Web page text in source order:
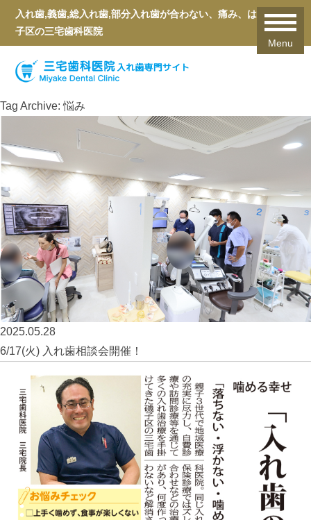
Menu
入れ歯,義歯,総入れ歯,部分入れ歯が合わない、痛み、は横浜磯
子区の三宅歯科医院
Tag Archive: 悩み
2025.05.28
6/17(火) 入れ歯相談会開催！